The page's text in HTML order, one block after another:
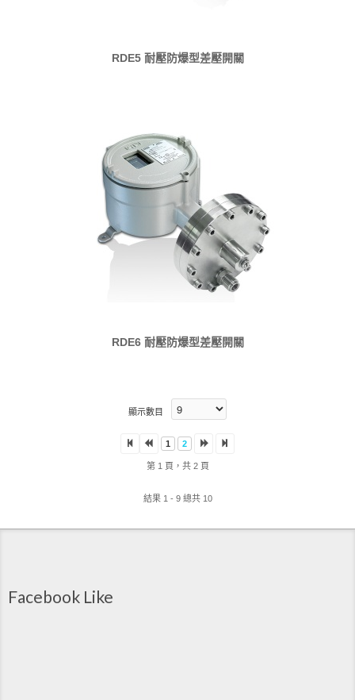
RDE5 耐壓防爆型差壓開關
RDE6 耐壓防爆型差壓開關
顯示數目
1 2
第 1 頁，共 2 頁
結果 1 - 9 總共 10
Facebook Like